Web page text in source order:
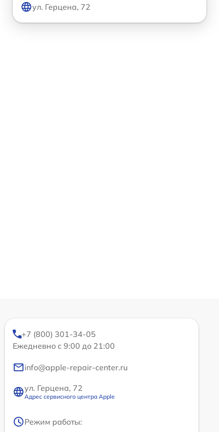
ул. Герцена, 72
+7 (800) 301-34-05
Ежедневно с 9:00 до 21:00
info@apple-repair-center.ru
ул. Герцена, 72
Адрес сервисного центра Apple
Режим работы: